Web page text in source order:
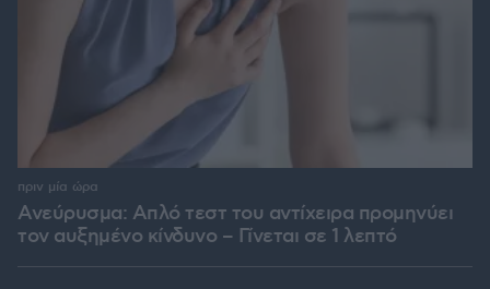
Ανεύρυσμα: Απλό τεστ του αντίχειρα προμηνύει
τον αυξημένο κίνδυνο – Γίνεται σε 1 λεπτό
πριν μία ώρα